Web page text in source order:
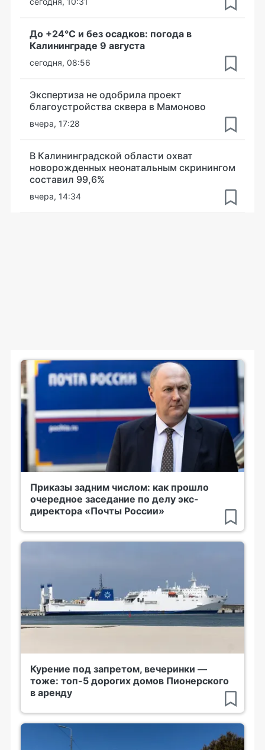
До +24°С и без осадков: погода в
Калининграде 9 августа
сегодня, 08:56
Экспертиза не одобрила проект
благоустройства сквера в Мамоново
вчера, 17:28
В Калининградской области охват
новорожденных неонатальным скринингом
составил 99,6%
вчера, 14:34
Приказы задним числом: как прошло
очередное заседание по делу экс-
директора «Почты России»
Курение под запретом, вечеринки —
тоже: топ-5 дорогих домов Пионерского
в аренду